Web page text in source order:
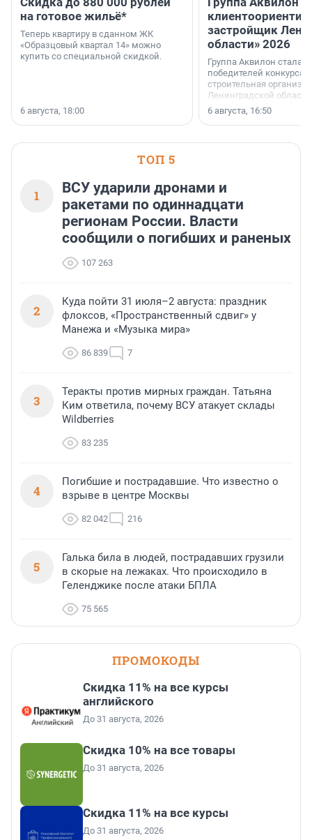
на готовое жильё*
Теперь квартиру в сданном ЖК
«Образцовый квартал 14» можно
купить со специальной скидкой.
6 августа, 18:00
застройщик
области» 2026
Группа Аквилон стала
победителей конкурса
строительная
Ленинградской области
номинации «Самый
застройщик
области».
6 августа, 16:50
ТОП 5
1
ВСУ ударили дронами и
ракетами по одиннадцати
регионам России. Власти
сообщили о погибших и раненых
107 263
2
Куда пойти 31 июля–2 августа: праздник
флоксов, «Пространственный сдвиг» у
Манежа и «Музыка мира»
86 839 7
3
Теракты против мирных граждан. Татьяна
Ким ответила, почему ВСУ атакует склады
Wildberries
83 235
4
Погибшие и пострадавшие. Что известно о
взрыве в центре Москвы
82 042 216
5
Галька била в людей, пострадавших грузили
в скорые на лежаках. Что происходило в
Геленджике после атаки БПЛА
75 565
ПРОМОКОДЫ
Скидка 11% на все курсы
английского
До 31 августа, 2026
Скидка 10% на все товары
До 31 августа, 2026
Скидка 11% на все курсы
До 31 августа, 2026